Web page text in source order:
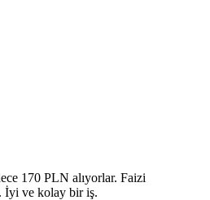
170 PLN alıyorlar. Faizi
İyi ve kolay bir iş.